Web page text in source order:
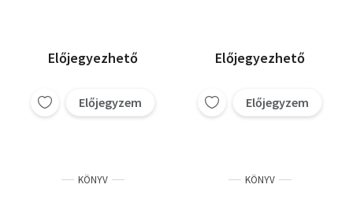
Előjegyezhető
Előjegyzem
Előjegyezhető
Előjegyzem
KÖNYV KÖNYV